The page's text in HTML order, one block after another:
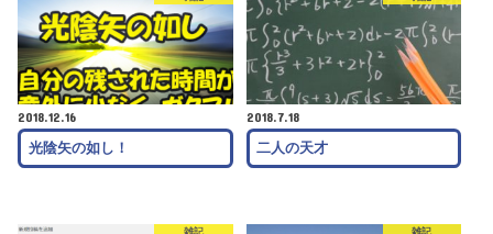
2018.12.16
光陰矢の如し！
2018.7.18
二人の天才
雑記 雑記